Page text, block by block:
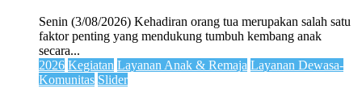
Senin (3/08/2026) Kehadiran orang tua merupakan salah satu
faktor penting yang mendukung tumbuh kembang anak
secara...
2026 Kegiatan Layanan Anak & Remaja Layanan Dewasa-
Komunitas Slider